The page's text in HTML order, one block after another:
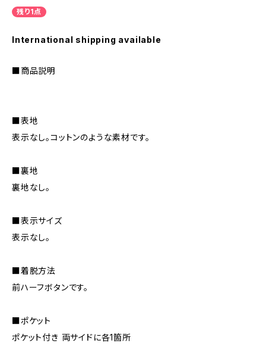
残り1点
International shipping available
■商品説明
■表地
表示なし。コットンのような素材です。
■裏地
裏地なし。
■表示サイズ
表示なし。
■着脱方法
前ハーフボタンです。
■ポケット
ポケット付き 両サイドに各1箇所